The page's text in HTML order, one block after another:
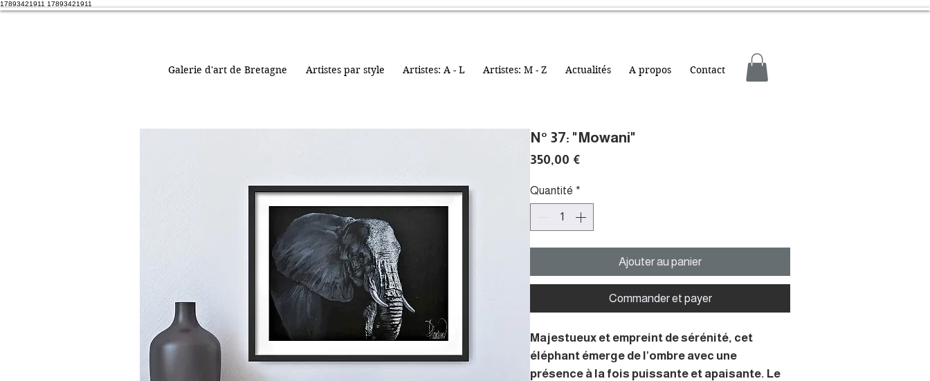
17893421911 17893421911
Galerie d'art de Bretagne Artistes par style Artistes: A - L Artistes: M - Z Actualités A propos Contact
N° 37: "Mowani"
350,00 €
Quantité *
Ajouter au panier
Commander et payer
Majestueux et empreint de sérénité, cet
éléphant émerge de l’ombre avec une
présence à la fois puissante et apaisante. Le